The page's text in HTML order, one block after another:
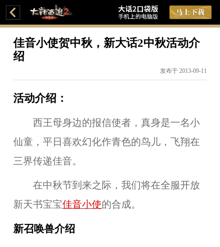
佳音小使贺中秋，新大话2中秋活动介
绍
发布于 2013-09-11
活动介绍：
西王母身边的报信使者，真身是一名小
仙童，平日喜欢幻化作青色的鸟儿，飞翔在
三界传递佳音。
在中秋节到来之际，我们将在全服开放
新天书宝宝佳音小使的合成。
新召唤兽介绍